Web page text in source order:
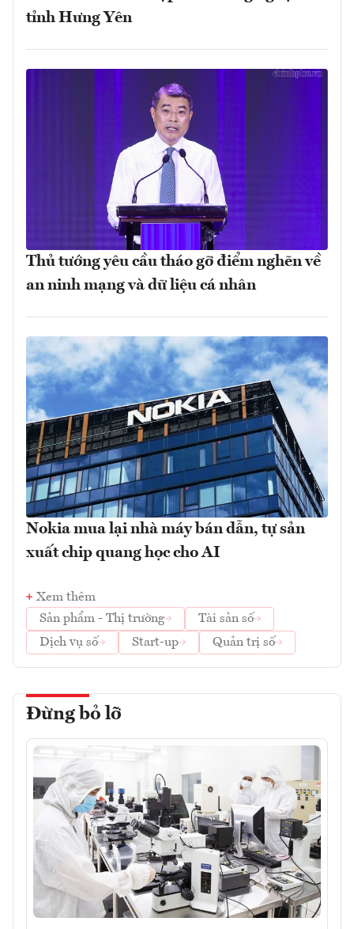
tỉnh Hưng Yên
Thủ tướng yêu cầu tháo gỡ điểm nghẽn về
an ninh mạng và dữ liệu cá nhân
Nokia mua lại nhà máy bán dẫn, tự sản
xuất chip quang học cho AI
Xem thêm
Sản phẩm - Thị trường
Tài sản số
Dịch vụ số
Start-up Quản trị số
Đừng bỏ lỡ